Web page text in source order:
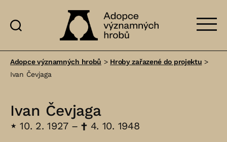
významných
Adopce významných hrobů > Hroby zařazené do projektu >
Ivan Čevjaga
Ivan Čevjaga
⋆ 10. 2. 1927 –†4. 10. 1948